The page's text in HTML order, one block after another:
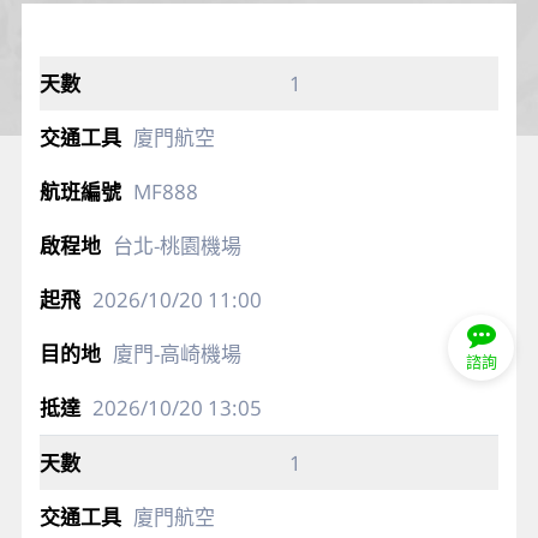
1
廈門航空
MF888
台北-桃園機場
2026/10/20 11:00
廈門-高崎機場
2026/10/20 13:05
1
廈門航空
諮詢